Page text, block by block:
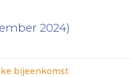
2024)
bijeenkomst